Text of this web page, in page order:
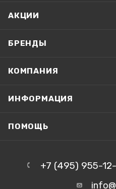
АКЦИИ
БРЕНДЫ
КОМПАНИЯ
ИНФОРМАЦИЯ
ПОМОЩЬ
+7 (495) 955-